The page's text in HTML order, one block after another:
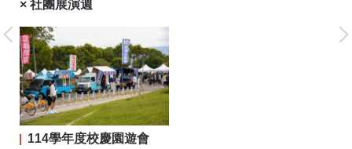
× 社團展演週
114學年度校慶園遊會